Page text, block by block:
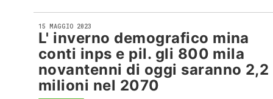
15 MAGGIO 2023
L' inverno demografico mina
conti inps e pil. gli 800 mila
novantenni di oggi saranno 2,2
milioni nel 2070